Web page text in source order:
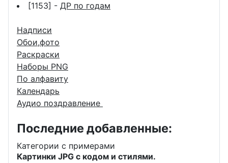
[1153] - ДР по годам
Надписи
Обои,фото
Раскраски
Наборы PNG
По алфавиту
Календарь
Аудио поздравление
Последние добавленные:
Категории с примерами
Картинки JPG с кодом и стилями.